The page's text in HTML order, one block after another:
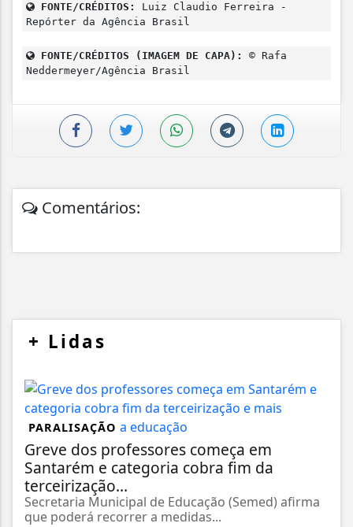
FONTE/CRÉDITOS:
Luiz Claudio Ferreira -
Repórter da Agência Brasil
FONTE/CRÉDITOS (IMAGEM DE CAPA):
© Rafa
Neddermeyer/Agência Brasil
Comentários:
+ Lidas
PARALISAÇÃO
Greve dos professores começa em
Santarém e categoria cobra fim da
terceirização...
Secretaria Municipal de Educação (Semed) afirma
que poderá recorrer a medidas...